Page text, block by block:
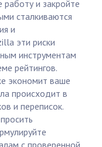
и закройте
сталкиваются
и
эти риски
инструментам
рейтингов.
экономит ваше
происходит в
и переписок.